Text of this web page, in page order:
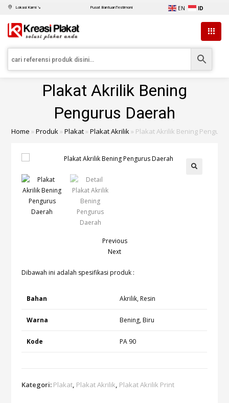
Lokasi Kami ↘ Pusat BantuanTestimoni EN ID
Plakat Akrilik Bening
Pengurus Daerah
Home »Produk»Plakat»Plakat Akrilik» Plakat Akrilik Bening
Previous
Next
Dibawah ini adalah spesifikasi produk :
Bahan Akrilik, Resin
Warna Bening, Biru
Kode PA 90
Kategori: Plakat, Plakat Akrilik, Plakat Akrilik Print